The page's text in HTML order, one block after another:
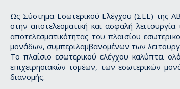
Ως Σύστημα Εσωτερικού Ελέγχου (ΣΕΕ) της
στην αποτελεσματική και ασφαλή
αποτελεσματικότητας του πλαισίου
μονάδων, συμπεριλαμβανομένων των
Το πλαίσιο εσωτερικού ελέγχου καλύπτει
επιχειρησιακών τομέων, των εσωτερικών
διανομής.